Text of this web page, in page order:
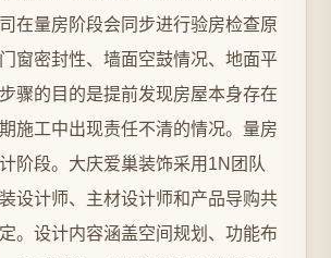
在量房阶段会同步进行验房检查原
窗密封性、墙面空鼓情况、地面平
骤的目的是提前发现房屋本身存在
施工中出现责任不清的情况。量房
阶段。大庆爱巢装饰采用1N团队
设计师、主材设计师和产品导购共
。设计内容涵盖空间规划、功能布